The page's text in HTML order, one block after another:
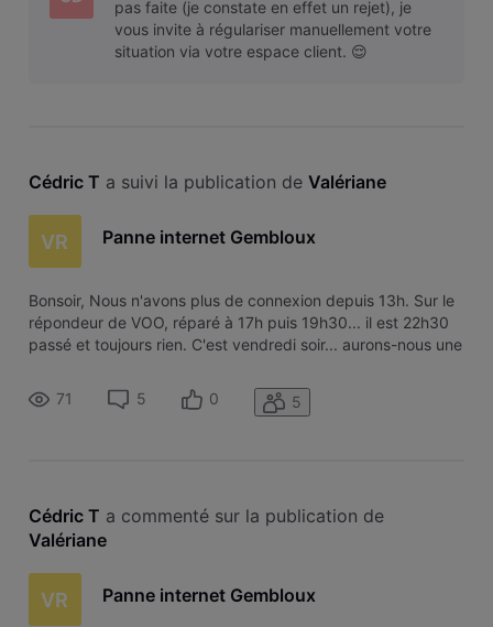
pas faite (je constate en effet un rejet), je
vous invite à régulariser manuellement votre
situation via votre espace client. 😌
Cédric T a suivi la publication de Valériane
VR Panne internet Gembloux
Bonsoir, Nous n'avons plus de connexion depuis 13h. Sur le
répondeur de VOO, réparé à 17h puis 19h30... il est 22h30
passé et toujours rien. C'est vendredi soir... aurons-nous une
71
5 0 5
Cédric T a commenté sur la publication de
Valériane
VR Panne internet Gembloux